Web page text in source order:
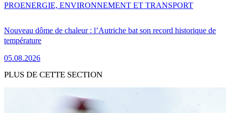
Nouveau dôme de chaleur : l’Autriche bat son record historique de
température
05.08.2026
PROENERGIE, ENVIRONNEMENT ET TRANSPORT
PLUS DE CETTE SECTION